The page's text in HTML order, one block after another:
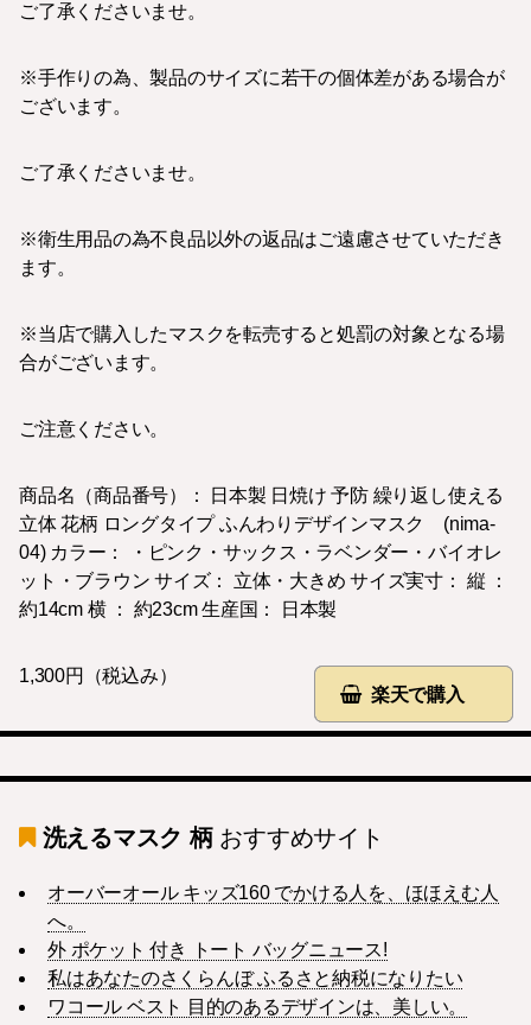
ご了承くださいませ。
※手作りの為、製品のサイズに若干の個体差がある場合が
ございます。
ご了承くださいませ。
※衛生用品の為不良品以外の返品はご遠慮させていただき
ます。
※当店で購入したマスクを転売すると処罰の対象となる場
合がございます。
ご注意ください。
商品名（商品番号）： 日本製 日焼け 予防 繰り返し使える
立体 花柄 ロングタイプ ふんわりデザインマスク (nima-
04) カラー： ・ピンク・サックス・ラベンダー・バイオレ
ット・ブラウン サイズ： 立体・大きめ サイズ実寸： 縦 ：
約14cm 横 ： 約23cm 生産国： 日本製
楽天で購入
1,300円（税込み）
洗えるマスク 柄おすすめサイト
オーバーオール キッズ160 でかける人を、ほほえむ人
へ。
外 ポケット 付き トート バッグニュース!
私はあなたのさくらんぼ ふるさと納税になりたい
ワコール ベスト 目的のあるデザインは、美しい。